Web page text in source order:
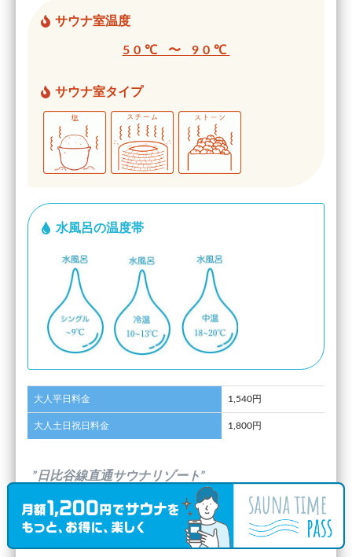
サウナ室温度
50℃ 〜 90℃
サウナ室タイプ
水風呂の温度帯
大人平日料金 1,540円
大人土日祝日料金 1,800円
”日比谷線直通サウナリゾート”
( おくわ さんのキャッチフレーズ)
口コミ投稿日：2021.7.17